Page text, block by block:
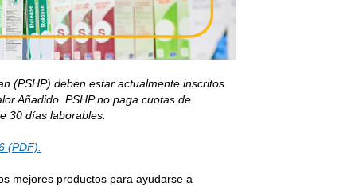
(PSHP) deben estar actualmente inscritos
Añadido. PSHP no paga cuotas de
30 días laborables.
(PDF).
mejores productos para ayudarse a